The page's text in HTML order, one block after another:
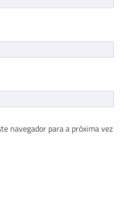
navegador para a próxima vez